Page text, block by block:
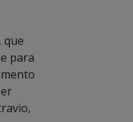
que
para